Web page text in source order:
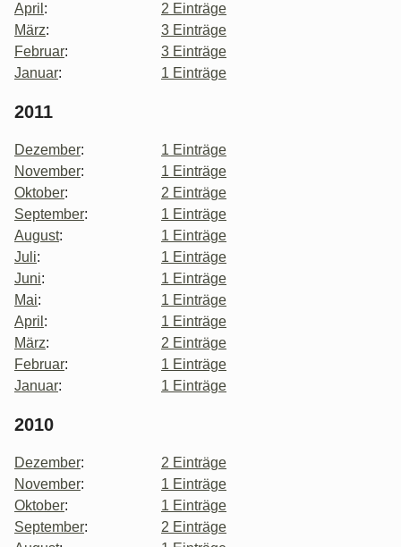
April :
2 Einträge
März:
3 Einträge
Februar:
3 Einträge
Januar: 1 Einträge
2011
Dezember:
1 Einträge
November:
1 Einträge
Oktober:
2 Einträge
September:
1 Einträge
August:
1 Einträge
Juli:
1 Einträge
Juni:
1 Einträge
Mai:
1 Einträge
April :
1 Einträge
März:
2 Einträge
Februar:
1 Einträge
Januar: 1 Einträge
2010
Dezember:
2 Einträge
November:
1 Einträge
Oktober:
1 Einträge
September:
2 Einträge